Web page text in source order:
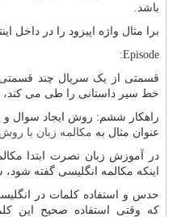
باشد.
برا مثال واژه اپیزود را در داخل
Episode
:
قسمتی از یک سریال چند
خط سیر داستانی را طی می کند،
راهکار ششم: روش ایجاد سوال و
عنوان مثال به مکالمه زبان با
در آموزش زبان نصرت ابتدا
اینکه مکالمه انگلیسی گفته
حدس و استفاده کلمات در
که وقتی استفاده صحیح این